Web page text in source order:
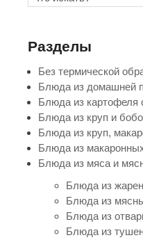
Разделы
Без термической
Блюда из домашней
Блюда из картофеля
Блюда из круп и
Блюда из круп,
Блюда из
Блюда из мяса и
Блюда из
Блюда из
Блюда из
Блюда из